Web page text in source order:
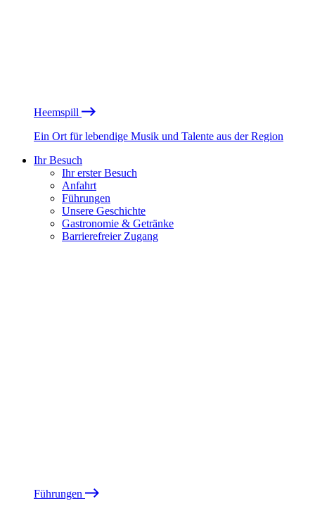
Heemspill
Ein Ort für lebendige Musik und Talente aus der Region
Ihr Besuch
Ihr erster Besuch
Anfahrt
Führungen
Unsere Geschichte
Gastronomie & Getränke
Barrierefreier Zugang
Führungen